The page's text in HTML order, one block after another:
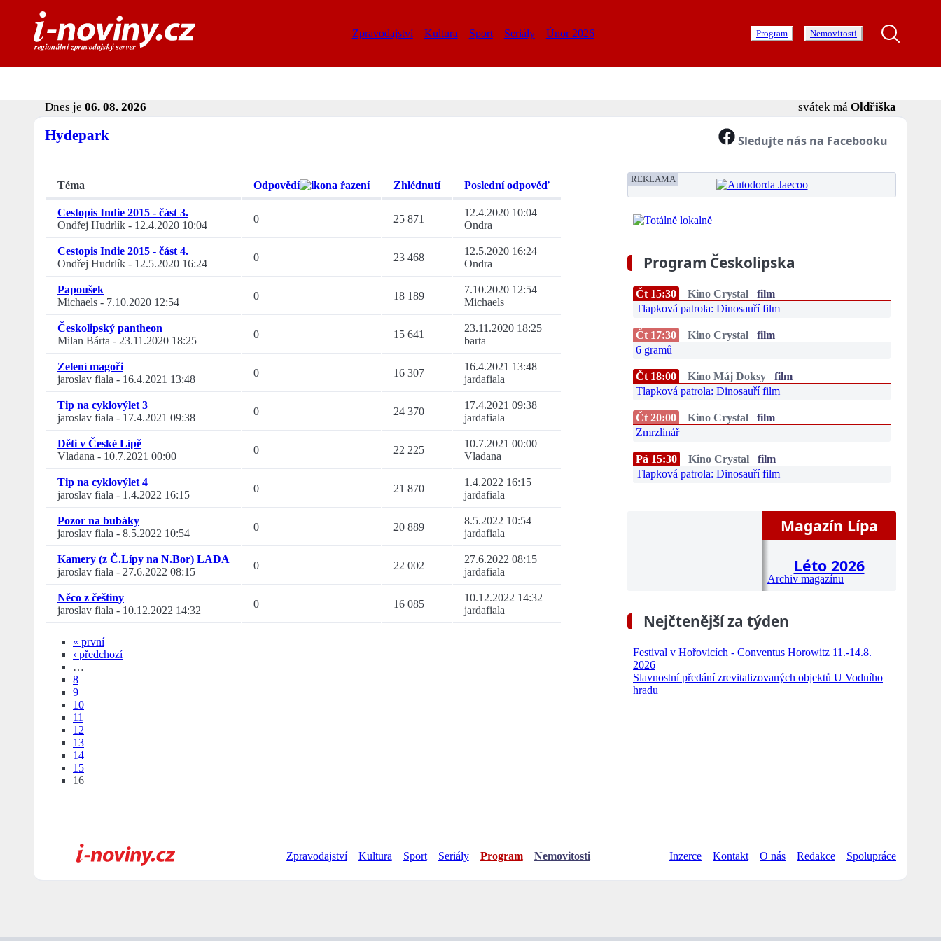
Zpravodajství Kultura Sport Seriály Únor 2026 Program Nemovitosti
Dnes je 06. 08. 2026 svátek má Oldřiška
Hydepark Sledujte nás na Facebooku
Téma Odpovědí Zhlédnutí Poslední odpověď
Cestopis Indie 2015 - část 3.
Ondřej Hudrlík - 12.4.2020 10:04
0 25 871
12.4.2020 10:04
Ondra
Cestopis Indie 2015 - část 4.
Ondřej Hudrlík - 12.5.2020 16:24
0 23 468
12.5.2020 16:24
Ondra
Papoušek
Michaels - 7.10.2020 12:54
0 18 189
7.10.2020 12:54
Michaels
Českolipský pantheon
Milan Bárta - 23.11.2020 18:25
0 15 641
23.11.2020 18:25
barta
Zelení magoři
jaroslav fiala - 16.4.2021 13:48
0 16 307
16.4.2021 13:48
jardafiala
Tip na cyklovýlet 3
jaroslav fiala - 17.4.2021 09:38
0 24 370
17.4.2021 09:38
jardafiala
Děti v České Lípě
Vladana - 10.7.2021 00:00
0 22 225
10.7.2021 00:00
Vladana
Tip na cyklovýlet 4
jaroslav fiala - 1.4.2022 16:15
0 21 870
1.4.2022 16:15
jardafiala
Pozor na bubáky
jaroslav fiala - 8.5.2022 10:54
0 20 889
8.5.2022 10:54
jardafiala
Kamery (z Č.Lípy na N.Bor) LADA
jaroslav fiala - 27.6.2022 08:15
0 22 002
27.6.2022 08:15
jardafiala
Něco z češtiny
jaroslav fiala - 10.12.2022 14:32
0 16 085
10.12.2022 14:32
jardafiala
« první
‹ předchozí
…
8
9
10
11
12
13
14
15
16
REKLAMA
Program Českolipska
Čt 15:30 Kino Crystal
film
Tlapková patrola: Dinosauří film
Čt 17:30 Kino Crystal
film
6 gramů
Čt 18:00 Kino Máj Doksy
film
Tlapková patrola: Dinosauří film
Čt 20:00 Kino Crystal
film
Zmrzlinář
Pá 15:30 Kino Crystal
film
Tlapková patrola: Dinosauří film
Magazín Lípa
Léto 2026
Archiv magazínu
Nejčtenější za týden
Festival v Hořovicích - Conventus Horowitz 11.-14.8.
2026
Slavnostní předání zrevitalizovaných objektů U Vodního
hradu
Zpravodajství Kultura Sport Seriály Program Nemovitosti Inzerce Kontakt O nás Redakce Spolupráce